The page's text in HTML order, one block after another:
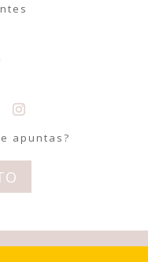
apuntas?